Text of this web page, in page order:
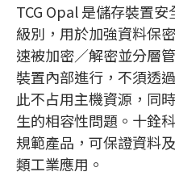
TCG Opal 是儲存裝置
級別，用於加強資料保
速被加密／解密並分層
裝置內部進行，不須透
此不占用主機資源，同
生的相容性問題。十銓
規範產品，可保證資料
類工業應用。